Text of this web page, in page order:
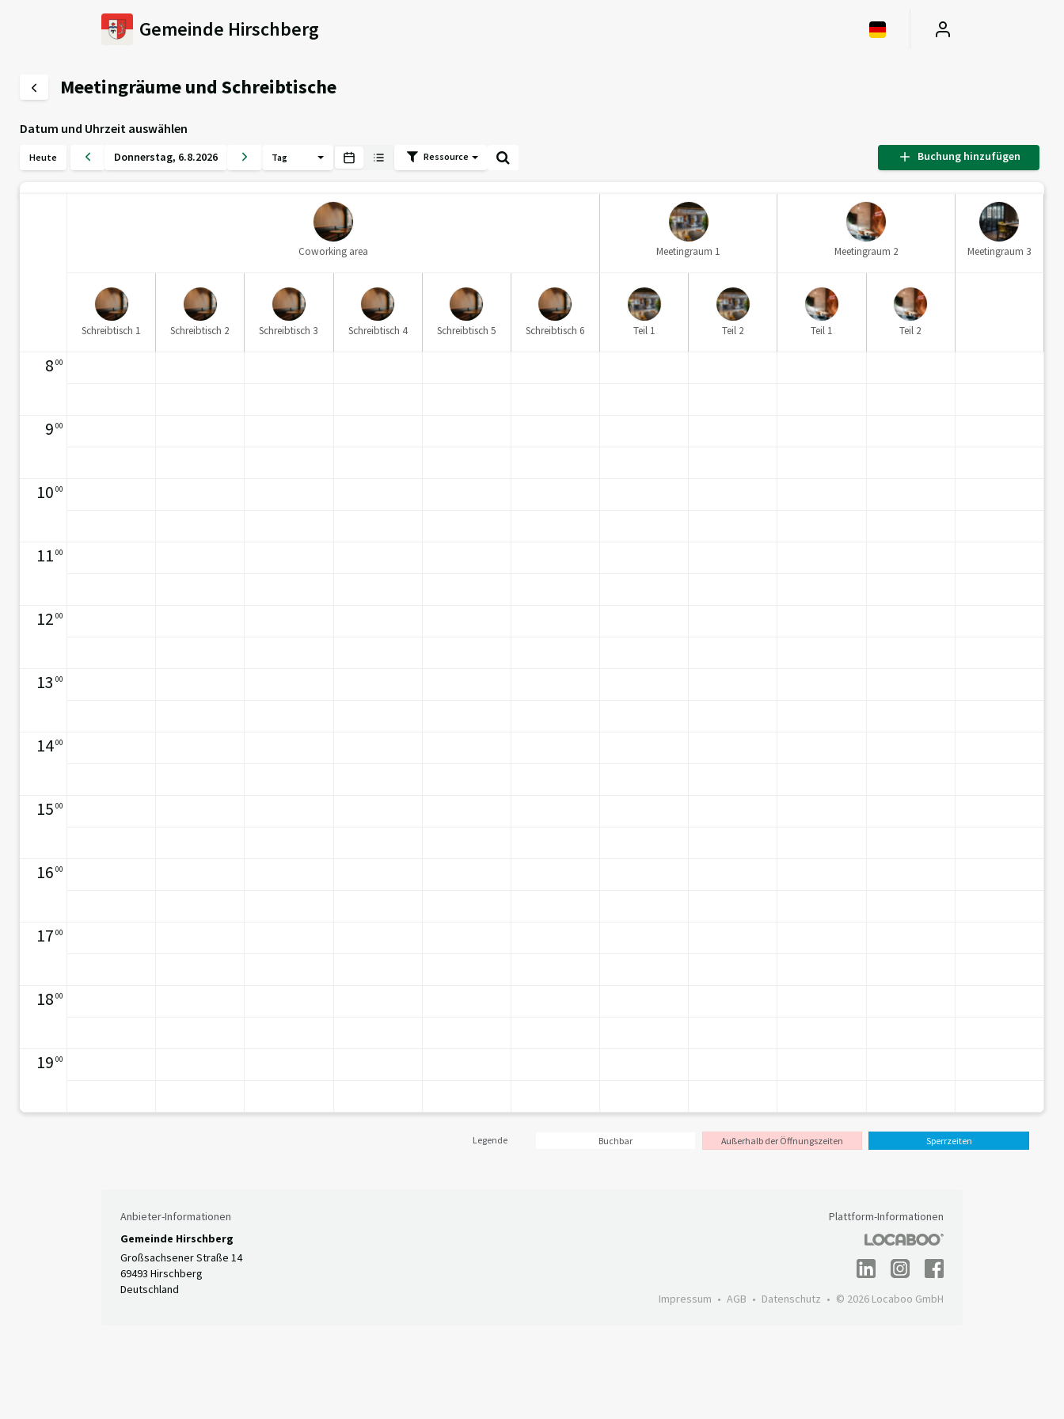
Gemeinde Hirschberg
Meetingräume und Schreibtische
Datum und Uhrzeit auswählen
Heute Donnerstag, 6.8.2026 Tag Ressource Buchung hinzufügen
Coworking area Meetingraum 1 Meetingraum 2 Meetingraum 3
Schreibtisch 1 Schreibtisch 2 Schreibtisch 3 Schreibtisch 4 Schreibtisch 5 Schreibtisch 6 Teil 1 Teil 2 Teil 1 Teil 2
8 00
9 00
10 00
11 00
12 00
13 00
1400
15 00
16 00
17 00
18 00
19 00
Legende Buchbar Außerhalb der Öffnungszeiten Sperrzeiten
Anbieter-Informationen
Gemeinde Hirschberg
Großsachsener Straße 14
69493 Hirschberg
Deutschland
Plattform-Informationen
Impressum AGB Datenschutz © 2026 Locaboo GmbH